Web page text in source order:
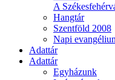
A
Hangtár
Szentföld 2008
Napi
Adattár
Adattár
Egyházunk